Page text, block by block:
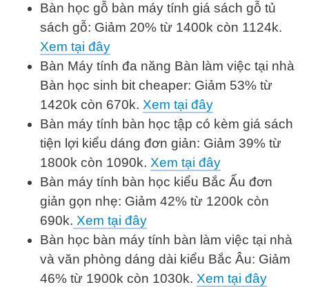
Bàn học gỗ bàn máy tính giá sách gỗ tủ
sách gỗ: Giảm 20% từ 1400k còn 1124k.
Xem tại đây
Bàn Máy tính đa năng Bàn làm việc tại nhà
Bàn học sinh bit cheaper: Giảm 53% từ
1420k còn 670k. Xem tại đây
Bàn máy tính bàn học tập có kèm giá sách
tiện lợi kiểu dáng đơn giản: Giảm 39% từ
1800k còn 1090k. Xem tại đây
Bàn máy tính bàn học kiểu Bắc Ấu đơn
giản gọn nhẹ: Giảm 42% từ 1200k còn
690k. Xem tại đây
Bàn học bàn máy tính bàn làm việc tại nhà
và văn phòng dáng dài kiểu Bắc Âu: Giảm
46% từ 1900k còn 1030k. Xem tại đây